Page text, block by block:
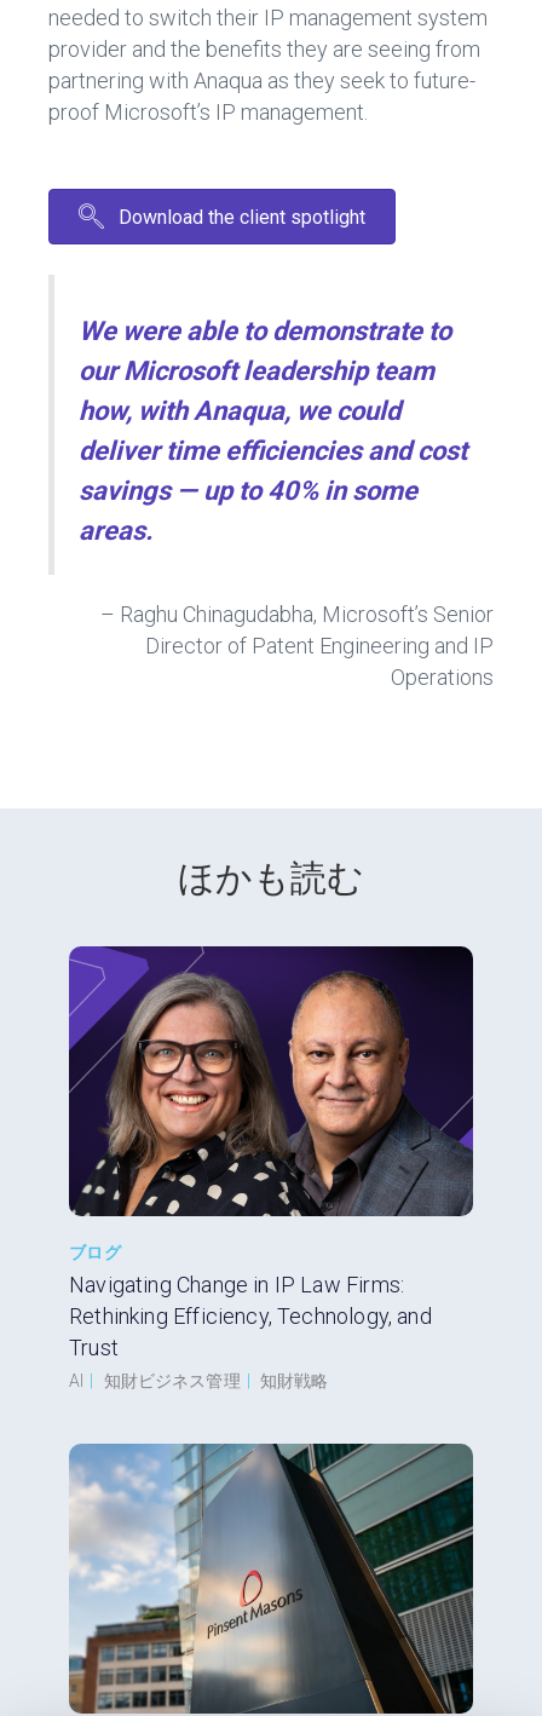
needed to switch their IP management system
provider and the benefits they are seeing from
partnering with Anaqua as they seek to future-
proof Microsoft’s IP management.
Download the client spotlight
We were able to demonstrate to
our Microsoft leadership team
how, with Anaqua, we could
deliver time efficiencies and cost
savings — up to 40% in some
areas.
– Raghu Chinagudabha, Microsoft’s Senior
Director of Patent Engineering and IP
Operations
ほかも読む
ブログ
Navigating Change in IP Law Firms:
Rethinking Efficiency, Technology, and
Trust
AI 知財ビジネス管理 知財戦略